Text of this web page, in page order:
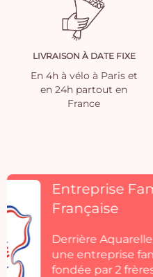
LIVRAISON À DATE FIXE
En 4h à vélo à Paris et
en 24h partout en
France